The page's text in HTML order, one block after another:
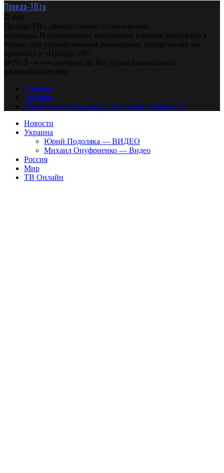
Правда-ТВ.ru
О нас
Правда-ТВ - Дискуссионно политическая
площадка.Использование материалов издания допускается
только при одновременном размещении гиперссылки на
оригинал в «Правда-ТВ»
@2023 - www.pravda-tv.ru. Все права принадлежат
правообладателям.
Главная
Авторам
Владельцам авторских прав. Ответственности.
Новости
Украина
Юрий Подоляка — ВИДЕО
Михаил Онуфриенко — Видео
Россия
Мир
ТВ Онлайн